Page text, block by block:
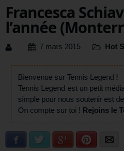
Francesca
l’année
7 mars 2015 Hot
Bienvenue sur Tennis Legend !
Tennis Legend est un petit
simple pour nous soutenir est
On compte sur toi ! Rejoins le
Facebook Twitter Google+ Pinterest